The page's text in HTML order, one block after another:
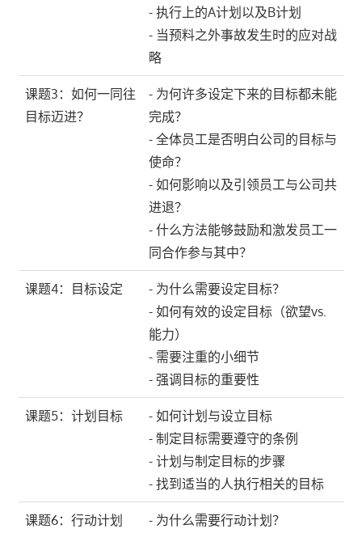
- 执行上的A计划以及B计划
- 当预料之外事故发生时的应对战
略
课题3：如何一同往
目标迈进？
- 为何许多设定下来的目标都未能
完成？
- 全体员工是否明白公司的目标与
使命？
- 如何影响以及引领员工与公司共
进退？
- 什么方法能够鼓励和激发员工一
同合作参与其中？
课题4：目标设定
- 为什么需要设定目标？
- 如何有效的设定目标（欲望vs.
能力）
- 需要注重的小细节
- 强调目标的重要性
课题5：计划目标
- 如何计划与设立目标
- 制定目标需要遵守的条例
- 计划与制定目标的步骤
- 找到适当的人执行相关的目标
课题6：行动计划
- 为什么需要行动计划？